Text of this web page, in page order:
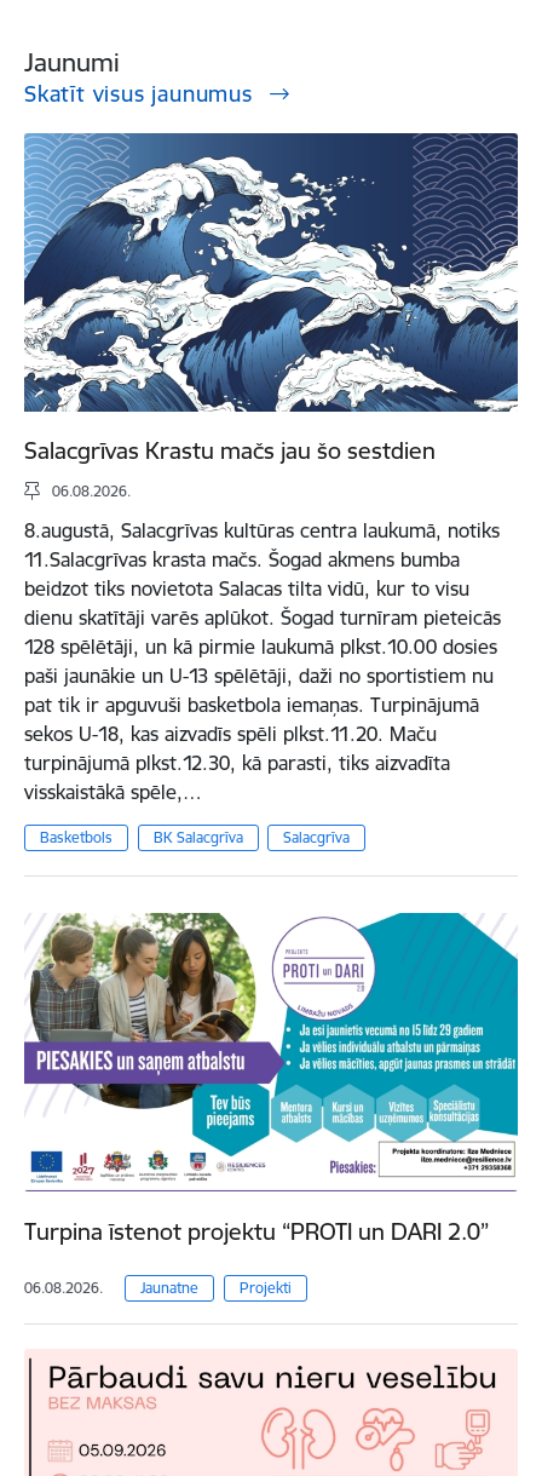
Jaunumi
Skatīt visus jaunumus
Salacgrīvas Krastu mačs jau šo sestdien
06.08.2026.
8.augustā, Salacgrīvas kultūras centra laukumā, notiks
11.Salacgrīvas krasta mačs. Šogad akmens bumba
beidzot tiks novietota Salacas tilta vidū, kur to visu
dienu skatītāji varēs aplūkot. Šogad turnīram pieteicās
128 spēlētāji, un kā pirmie laukumā plkst.10.00 dosies
paši jaunākie un U-13 spēlētāji, daži no sportistiem nu
pat tik ir apguvuši basketbola iemaņas. Turpinājumā
sekos U-18, kas aizvadīs spēli plkst.11.20. Maču
turpinājumā plkst.12.30, kā parasti, tiks aizvadīta
visskaistākā spēle,…
Basketbols BK Salacgrīva Salacgrīva
Turpina īstenot projektu “PROTI un DARI 2.0”
06.08.2026. Jaunatne Projekti